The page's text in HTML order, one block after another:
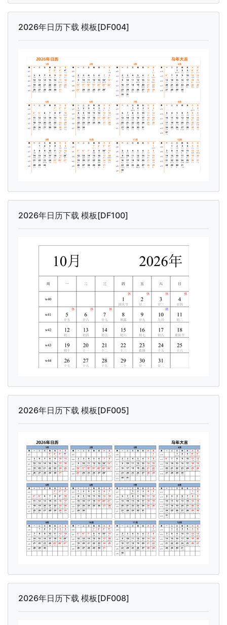
2026年日历下载 模板[DF004]
2026年日历下载 模板[DF100]
2026年日历下载 模板[DF005]
2026年日历下载 模板[DF008]